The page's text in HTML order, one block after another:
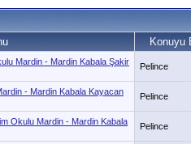
Konuyu
Mardin - Mardin Kabala Şakir
Pelince
- Mardin Kabala Kayacan
Pelince
Okulu Mardin - Mardin Kabala
Pelince